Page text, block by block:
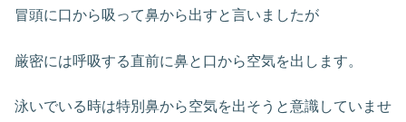
冒頭に口から吸って鼻から出すと言いましたが
厳密には呼吸する直前に鼻と口から空気を出します。
泳いでいる時は特別鼻から空気を出そうと意識していませ